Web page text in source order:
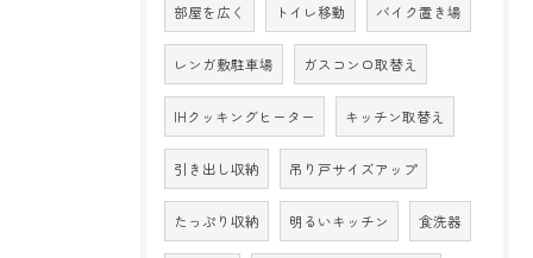
部屋を広く トイレ移動 バイク置き場
レンガ敷駐車場 ガスコンロ取替え
IHクッキングヒーター キッチン取替え
引き出し収納 吊り戸サイズアップ
たっぷり収納 明るいキッチン 食洗器